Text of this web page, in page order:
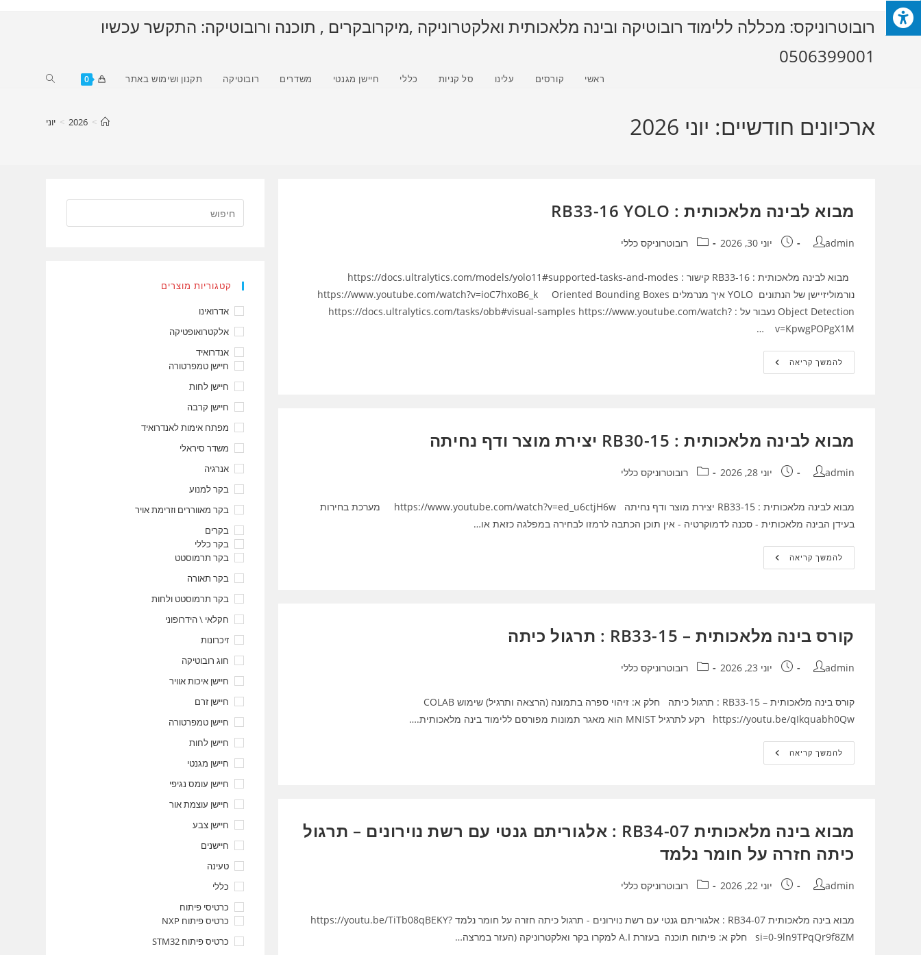
Skip
to
רובוטרוניקס: מכללה ללימוד רובוטיקה ובינה מלאכותית ואלקטרוניקה ,מיקרובקרים , תוכנה ורובוטיקה: התקשר עכשיו
0506399001
ראשי קורסים עלינו סל קניות כללי חיישן מגנטי משדרים רובוטיקה תקנון ושימוש באתר 0
Toggle
ארכיונים חודשיים: יוני 2026 >
2026
> יוני
מבוא לבינה מלאכותית : RB33-16 YOLO
מחבר:
admin פורסם:יוני 30, 2026 קטגוריה:רובוטרוניקס כללי
מבוא לבינה מלאכותית : RB33-16 קישור : https://docs.ultralytics.com/models/yolo11#supported-tasks-and-modes
נורמוליזיישן של הנתונים YOLO איך מנרמלים https://www.youtube.com/watch?v=ioC7hxoB6_k Oriented Bounding Boxes
Object Detection נעבור על : https://docs.ultralytics.com/tasks/obb#visual-samples https://www.youtube.com/watch?
v=KpwgPOPgX1M …
להמשך קריאהמבוא
לבינה
מבוא לבינה מלאכותית : 15-RB30 יצירת מוצר ודף נחיתה
מחבר:
admin פורסם:יוני 28, 2026 קטגוריה:רובוטרוניקס כללי
מבוא לבינה מלאכותית : 15-RB33 יצירת מוצר ודף נחיתה https://www.youtube.com/watch?v=ed_u6ctjH6w מערכת בחירות
בעידן הבינה מלאכותית - סכנה לדמוקרטיה - אין תוכן הכתבה לרמזו לבחירה במפלגה כזאת או…
להמשך קריאהמבוא
לבינה
ודף
נחיתה
קורס בינה מלאכותית – RB33-15 : תרגול כיתה
מחבר:
admin פורסם:
יוני 23, 2026 קטגוריה:רובוטרוניקס כללי
קורס בינה מלאכותית – RB33-15 : תרגול כיתה חלק א: זיהוי ספרה בתמונה (הרצאה ותרגיל) שימוש COLAB
https://youtu.be/qIkquabh0Qw רקע לתרגיל MNIST הוא מאגר תמונות מפורסם ללימוד בינה מלאכותית.…
להמשך קריאהקורס
בינה
כיתה
מבוא בינה מלאכותית RB34-07 : אלגוריתם גנטי עם רשת נוירונים – תרגול
כיתה חזרה על חומר נלמד
מחבר:
admin פורסם:יוני 22, 2026 קטגוריה:רובוטרוניקס כללי
מבוא בינה מלאכותית RB34-07 : אלגוריתם גנטי עם רשת נוירונים - תרגול כיתה חזרה על חומר נלמד https://youtu.be/TiTb08qBEKY?
si=0-9ln9TPqQr9f8ZM חלק א: פיתוח תוכנה בעזרת A.I למקרו בקר ואלקטרוניקה (העזר במרצה…
קטגוריות מוצרים
אדרואינו
אלקטרואופטיקה
אנדרואיד
חיישן טמפרטורה
חיישן לחות
חיישן קרבה
מפתח אימות לאנדרואיד
משדר סיראלי
אנרגיה
בקר למנוע
בקר מאווררים וזרימת אויר
בקרים
בקר כללי
בקר תרמוסטט
בקר תאורה
בקר תרמוסטט ולחות
חקלאי \ הידרופוני
זיכרונות
חוג רובוטיקה
חיישן איכות אוויר
חיישן זרם
חיישן טמפרטורה
חיישן לחות
חיישן מגנטי
חיישן עומס נגיפי
חיישן עוצמת אור
חיישן צבע
חיישנים
טעינה
כללי
כרטיסי פיתוח
כרטיס פיתוח NXP
כרטיס פיתוח STM32